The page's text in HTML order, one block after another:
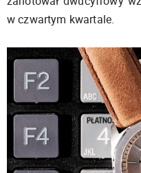
w czwartym kwartale.